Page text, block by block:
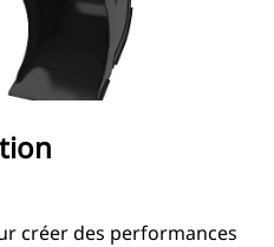
créer des performances